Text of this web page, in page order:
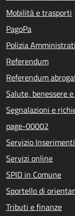
Mobilità e trasporti
PagoPa
Polizia
Referendum
Referendum
Salute, benessere
Segnalazioni e
page-00002
Servizio
Servizi online
SPID in Comune
Sportello di
Tributi e finanze